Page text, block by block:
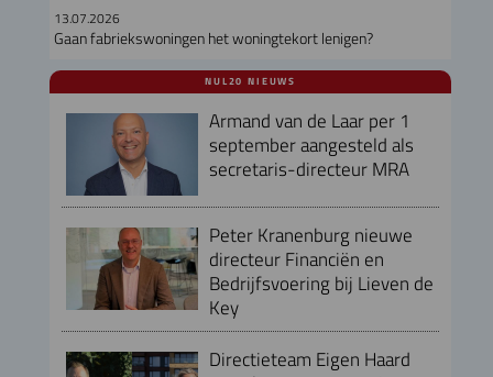
13.07.2026
Gaan fabriekswoningen het woningtekort lenigen?
NUL20 NIEUWS
Armand van de Laar per 1
september aangesteld als
secretaris-directeur MRA
Peter Kranenburg nieuwe
directeur Financiën en
Bedrijfsvoering bij Lieven de
Key
Directieteam Eigen Haard